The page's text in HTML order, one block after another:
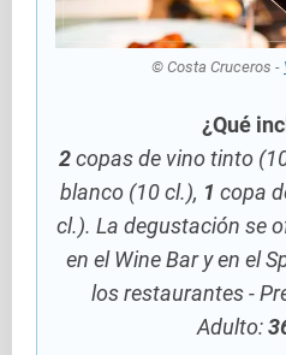
© Costa Cruceros -
¿Qué
2copas de vino tinto
blanco (10 cl.), 1 copa
cl.). La degustación se
en el Wine Bar y en el
los restaurantes -
Adulto: